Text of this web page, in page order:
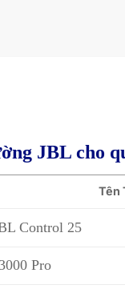
JBL cho
Tên
Control 25
Pro